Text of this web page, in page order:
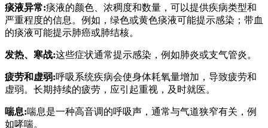
痰液异常:痰液的颜色、浓稠度和数量，可以提供疾病类型和
严重程度的信息。例如，绿色或黄色痰液可能提示感染；带血
的痰液可能提示肺癌或肺结核。
发热、寒战:这些症状通常提示感染，例如肺炎或支气管炎。
疲劳和虚弱:呼吸系统疾病会使身体耗氧量增加，导致疲劳和
虚弱。长期持续的疲劳，应引起重视，及时就医。
喘息:喘息是一种高音调的呼吸声，通常与气道狭窄有关，例
如哮喘。